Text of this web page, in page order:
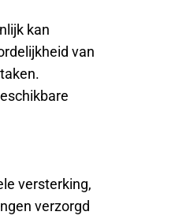
kan
van
versterking,
verzorgd